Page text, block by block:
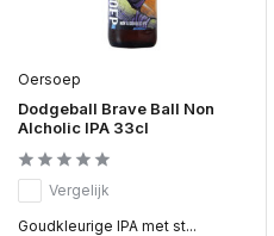
Oersoep
Dodgeball Brave Ball Non
Alcholic IPA 33cl
Vergelijk
Goudkleurige IPA met st...